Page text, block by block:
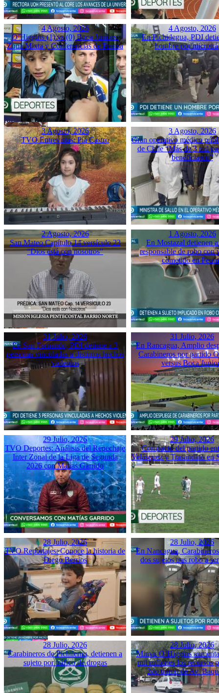
4 Agosto, 2026
O’Higgins (1) vs (0) Boca Juniors:
Zona Mixta y Conferencias de Prensa
4 Agosto, 2026
En Pichidegua, PDI
hombre por
3 Agosto, 2026
TVO Entrevistas: Pía Castro
3 Agosto, 2026
Gran operativo médico
de Chile “Más de 3 mil
beneficiaron”
2 Agosto, 2026
San Mateo Capítulo 14 versículo 23
“Dios está con nosotros”
1 Agosto, 2026
En Mostazal detienen
responsable de robo con
cometido en
31 Julio, 2026
En San Fernando, PDI detiene a 3
personas vinculadas a distintos hechos
violentos
31 Julio, 2026
En Rancagua, Amplio
Carabineros por partido
versus Boca
29 Julio, 2026
TVO Deportes: Análisis del Repechaje
Inter Zonal de la Liga de Segunda
2026 con Matías Garrido
29 Julio, 2026
Compacto del partido
Velásquez y Trasandino en
28 Julio, 2026
TVO Reportajes: Conoce la historia de
Diego Berrios
28 Julio, 2026
En Nancagua,
dos sujetos tras robo a
28 Julio, 2026
Carabineros de Pichilemu, detienen a
sujeto por tráfico de drogas
28 Julio, 2026
Minvu O’Higgins
mil millones los recursos
2do tramo de Av.